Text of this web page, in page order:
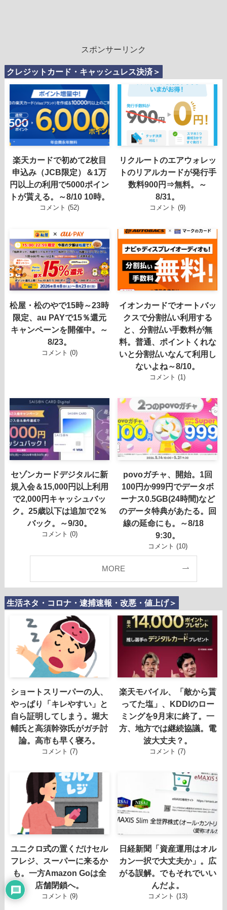
スポンサーリンク
クレジットカード・キャッシュレス決済＞
楽天カードで初めて2枚目
申込み（JCB限定）＆1万
円以上の利用で5000ポイン
トが貰える。～8/10 10時。
コメント (52)
リクルートのエアウォレッ
トのリアルカードが発行手
数料900円⇒無料。～
8/31。
コメント (9)
松屋・松のやで15時～23時
限定、au PAYで15％還元
キャンペーンを開催中。～
8/23。
コメント (0)
イオンカードでオートバッ
クスで分割払い利用する
と、分割払い手数料が無
料。普通、ポイントくれな
いと分割払いなんて利用し
ないよね～8/10。
コメント (1)
セゾンカードデジタルに新
規入会＆15,000円以上利用
で2,000円キャッシュバッ
ク。25歳以下は追加で2％
バック。～9/30。
コメント (0)
povoガチャ、開始。1回
100円か999円でデータボ
ーナス0.5GB(24時間)など
のデータ特典があたる。回
線の延命にも。～8/18
9:30。
コメント (10)
MORE
生活ネタ・コロナ・逮捕速報・改悪・値上げ＞
ショートスリーパーの人、
やっぱり「キレやすい」と
自ら証明してしまう。堀大
輔氏と高須幹弥氏がガチ討
論。高市も早く寝ろ。
コメント (7)
楽天モバイル、「敵から貰
ってた塩」、KDDIのロー
ミングを9月末に終了。一
方、地方では継続協議。電
波大丈夫？。
コメント (7)
ユニクロ式の置くだけセル
フレジ、スーパーに来るか
も。一方Amazon Goは全
店舗閉鎖へ。
コメント (9)
日経新聞「資産運用はオル
カン一択で大丈夫か」。広
がる誤解。でもそれでいい
んだよ。
コメント (13)